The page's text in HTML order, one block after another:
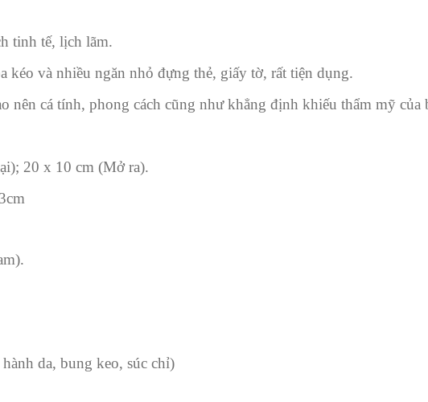
tinh tế, lịch lãm.
kéo và nhiều ngăn nhỏ đựng thẻ, giấy tờ, rất tiện dụng.
nên cá tính, phong cách cũng như khẳng định khiếu thẩm mỹ của
20 x 10 cm (Mở ra).
da, bung keo, súc chỉ)